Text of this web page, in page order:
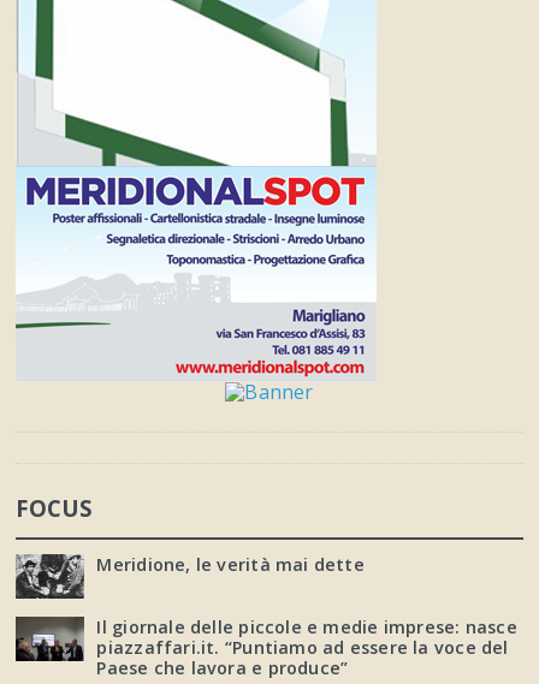
FOCUS
Meridione, le verità mai dette
Il giornale delle piccole e medie imprese: nasce
piazzaffari.it. “Puntiamo ad essere la voce del
Paese che lavora e produce”